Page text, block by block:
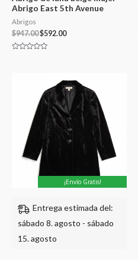
Abrigo East 5th Avenue
Abrigos
$947.00$592.00
¡Envío Gratis!
Entrega estimada del:
sábado 8. agosto - sábado
15. agosto